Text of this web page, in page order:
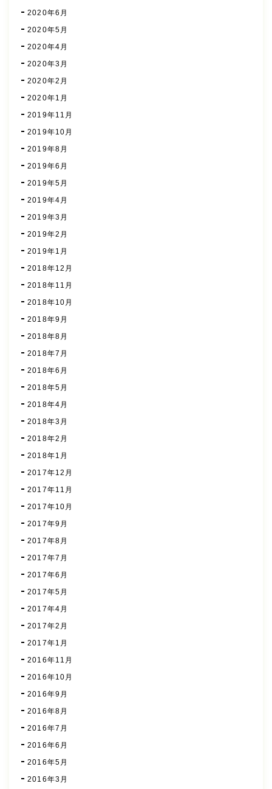
2020年6月
2020年5月
2020年4月
2020年3月
2020年2月
2020年1月
2019年11月
2019年10月
2019年8月
2019年6月
2019年5月
2019年4月
2019年3月
2019年2月
2019年1月
2018年12月
2018年11月
2018年10月
2018年9月
2018年8月
2018年7月
2018年6月
2018年5月
2018年4月
2018年3月
2018年2月
2018年1月
2017年12月
2017年11月
2017年10月
2017年9月
2017年8月
2017年7月
2017年6月
2017年5月
2017年4月
2017年2月
2017年1月
2016年11月
2016年10月
2016年9月
2016年8月
2016年7月
2016年6月
2016年5月
2016年3月